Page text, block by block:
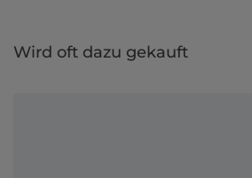
Wird oft dazu gekauft